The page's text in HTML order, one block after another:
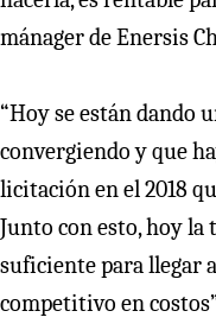
mánager de Enersis
“Hoy se están dando
convergiendo y que
licitación en el 2018
Junto con esto, hoy la
suficiente para llegar
competitivo en